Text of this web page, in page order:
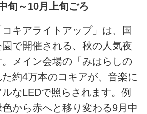
旬～10月上旬ごろ
キアライトアップ」は、国
で開催される、秋の人気夜
メイン会場の「みはらしの
約4万本のコキアが、音楽に
なLEDで照らされます。例
から赤へと移り変わる9月中